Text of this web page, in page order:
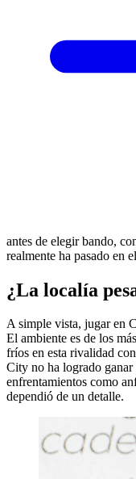
antes de elegir bando,
realmente ha pasado en
¿La localía
A simple vista, jugar en
El ambiente es de los
fríos en esta rivalidad
City no ha logrado
enfrentamientos como
dependió de un detalle.